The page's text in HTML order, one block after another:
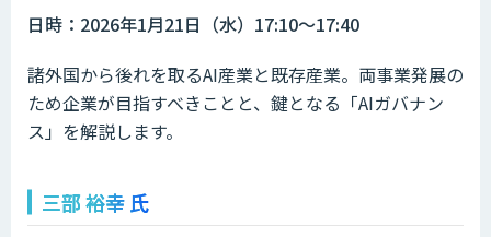
日時：2026年1月21日（水）17:10～17:40
諸外国から後れを取るAI産業と既存産業。両事業発展の
ため企業が目指すべきことと、鍵となる「AIガバナン
ス」を解説します。
三部 裕幸 氏